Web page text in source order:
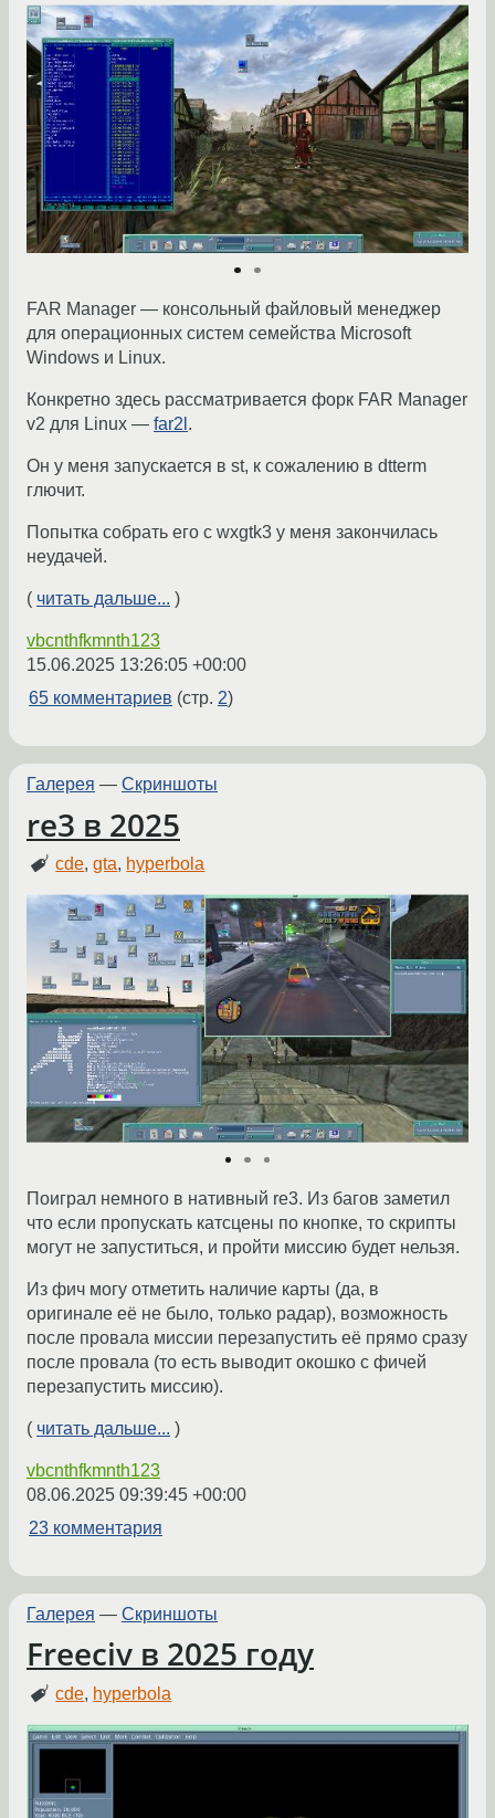
FAR Manager — консольный файловый менеджер
для операционных систем семейства Microsoft
Windows и Linux.
Конкретно здесь рассматривается форк FAR Manager
v2 для Linux — far2l .
Он у меня запускается в st, к сожалению в dtterm
глючит.
Попытка собрать его с wxgtk3 у меня закончилась
неудачей.
( читать дальше... )
vbcnthfkmnth123
15.06.2025 13:26:05 +00:00
65 комментариев (стр. 2)
Галерея — Скриншоты
re3 в 2025
cde,gta, hyperbola
Поиграл немного в нативный re3. Из багов заметил
что если пропускать катсцены по кнопке, то скрипты
могут не запуститься, и пройти миссию будет нельзя.
Из фич могу отметить наличие карты (да, в
оригинале её не было, только радар), возможность
после провала миссии перезапустить её прямо сразу
после провала (то есть выводит окошко с фичей
перезапустить миссию).
( читать дальше... )
vbcnthfkmnth123
08.06.2025 09:39:45 +00:00
23 комментария
Галерея — Скриншоты
Freeciv в 2025 году
cde, hyperbola